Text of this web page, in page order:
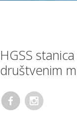
HGSS
društvenim